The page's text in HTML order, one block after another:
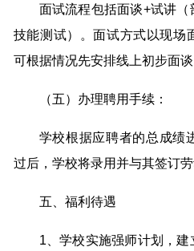
面试流程包括面谈+试讲
技能测试）。面试方式以现场
可根据情况先安排线上初步面谈
（五）办理聘用手续：
学校根据应聘者的总成绩
过后，学校将录用并与其签订劳
五、福利待遇
1、学校实施强师计划，